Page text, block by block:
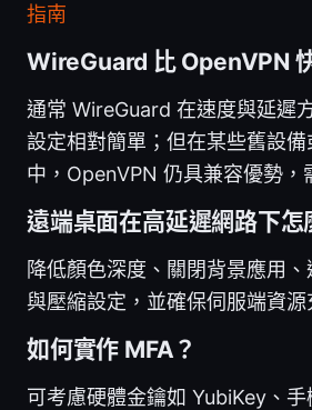
指南
WireGuard 比 OpenVPN
通常 WireGuard 在速度與延遲
設定相對簡單；但在某些舊設
中，OpenVPN 仍具兼容優勢，
遠端桌面在高延遲網路下怎
降低顏色深度、關閉背景應用
與壓縮設定，並確保伺服端資源
如何實作 MFA？
可考慮硬體金鑰如 YubiKey、